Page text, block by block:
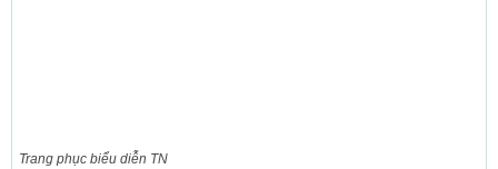
Trang phục biểu diễn TN